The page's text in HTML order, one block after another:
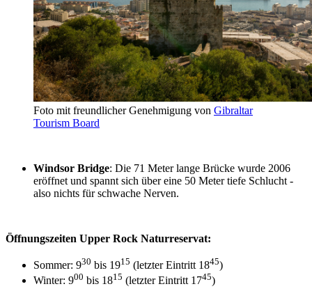
Foto mit freundlicher Genehmigung von Gibraltar
Tourism Board
Windsor Bridge: Die 71 Meter lange Brücke wurde 2006
eröffnet und spannt sich über eine 50 Meter tiefe Schlucht -
also nichts für schwache Nerven.
Öffnungszeiten Upper Rock Naturreservat:
Sommer: 930 bis 1915 (letzter Eintritt 1845)
Winter: 900 bis 1815 (letzter Eintritt 1745)